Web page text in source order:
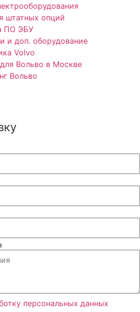
штатных опций
ПО ЭБУ
и доп. оборудование
Volvo
Вольво в Москве
Вольво
персональных данных